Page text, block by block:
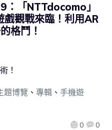
：「NTTdocomo」
觀戰來臨！利用AR
格鬥！
0 0
！
題博覽 、 專輯、 手機遊